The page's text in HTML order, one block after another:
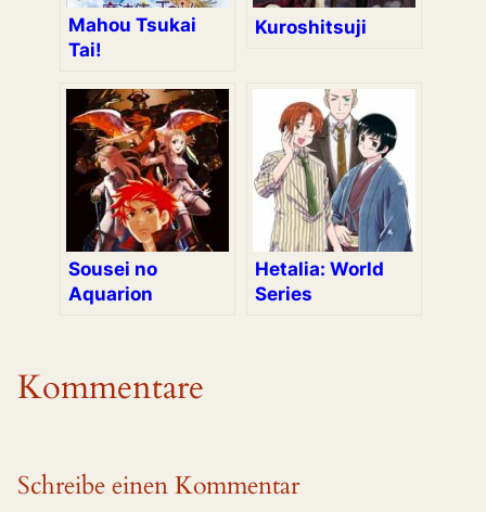
Mahou Tsukai
Tai!
Kuroshitsuji
Sousei no
Aquarion
Hetalia: World
Series
Kommentare
Schreibe einen Kommentar